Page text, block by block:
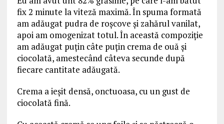
fix 2 minute la viteză maximă. În spuma formată
am adăugat pudra de roșcove și zahărul vanilat,
apoi am omogenizat totul. În această compoziție
am adăugat puțin câte puțin crema de ouă și
ciocolată, amestecând câteva secunde după
fiecare cantitate adăugată.
Crema a ieșit densă, onctuoasa, cu un gust de
ciocolată fină.